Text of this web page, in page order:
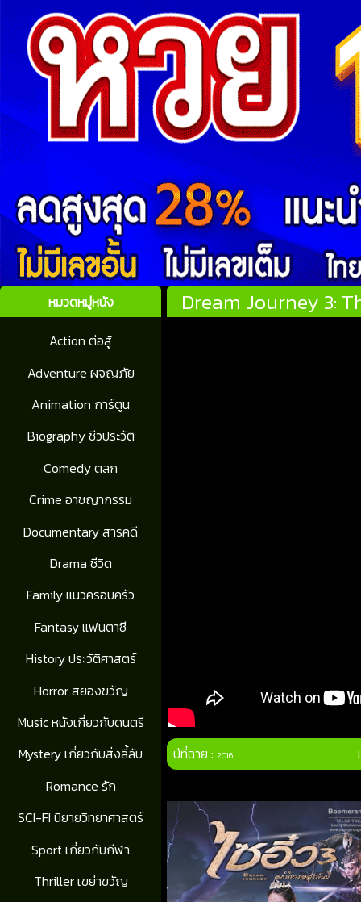
หมวดหมู่หนัง
Action ต่อสู้
Adventure ผจญภัย
Animation การ์ตูน
Biography ชีวประวัติ
Comedy ตลก
Crime อาชญากรรม
Documentary สารคดี
Drama ชีวิต
Family แนวครอบครัว
Fantasy แฟนตาซี
History ประวัติศาสตร์
Horror สยองขวัญ
Music หนังเกี่ยวกับดนตรี
Mystery เกี่ยวกับสิ่งลี้ลับ
Romance รัก
SCI-FI นิยายวิทยาศาสตร์
Sport เกี่ยวกับกีฬา
Thriller เขย่าขวัญ
Dream Journey 3:
ปีที่ฉาย :2016